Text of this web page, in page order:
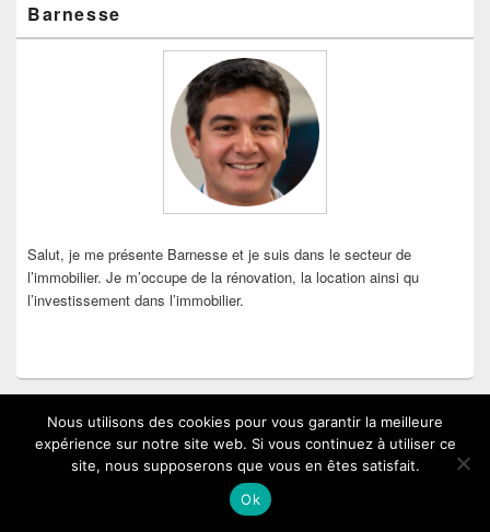
principale
de
Barnesse
Salut, je me présente Barnesse et je suis dans le secteur de
l’immobilier. Je m’occupe de la rénovation, la location ainsi qu
l’investissement dans l’immobilier.
Nous utilisons des cookies pour vous garantir la meilleure
expérience sur notre site web. Si vous continuez à utiliser ce
site, nous supposerons que vous en êtes satisfait.
Ok